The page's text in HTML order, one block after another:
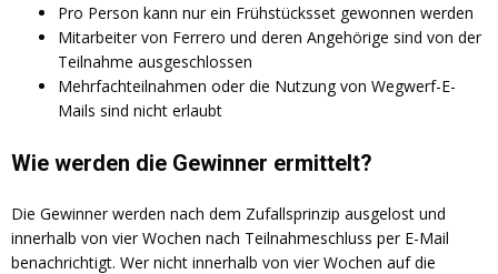
Pro Person kann nur ein Frühstücksset gewonnen werden
Mitarbeiter von Ferrero und deren Angehörige sind von der
Teilnahme ausgeschlossen
Mehrfachteilnahmen oder die Nutzung von Wegwerf-E-
Mails sind nicht erlaubt
Wie werden die Gewinner ermittelt?
Die Gewinner werden nach dem Zufallsprinzip ausgelost und
innerhalb von vier Wochen nach Teilnahmeschluss per E-Mail
benachrichtigt. Wer nicht innerhalb von vier Wochen auf die